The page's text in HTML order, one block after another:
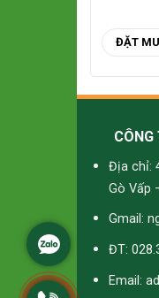
ĐẶT
CÔNG
Địa chỉ:
Gò Vấp
Gmail:
ĐT:
Email: